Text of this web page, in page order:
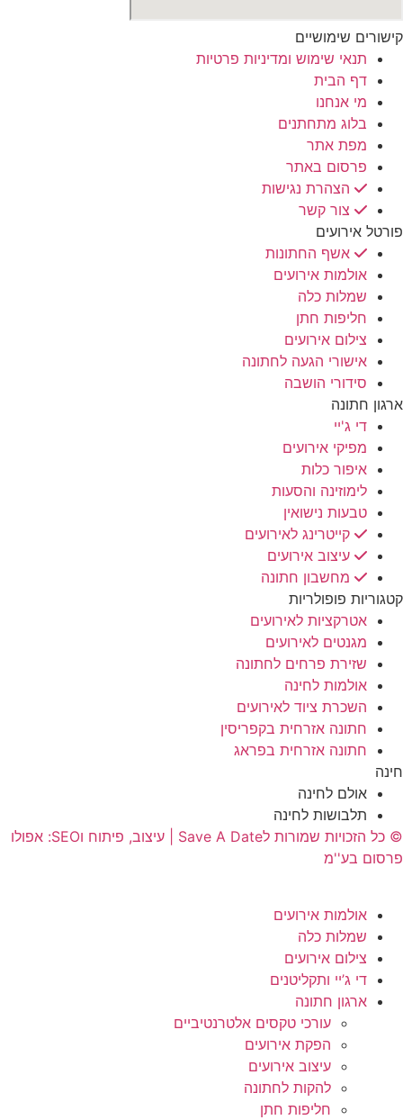
קישורים שימושיים
תנאי שימוש ומדיניות פרטיות
דף הבית
מי אנחנו
בלוג מתחתנים
מפת אתר
פרסום באתר
הצהרת נגישות
צור קשר
פורטל אירועים
אשף החתונות
אולמות אירועים
שמלות כלה
חליפות חתן
צילום אירועים
אישורי הגעה לחתונה
סידורי הושבה
ארגון חתונה
די ג'יי
מפיקי אירועים
איפור כלות
לימוזינה והסעות
טבעות נישואין
קייטרינג לאירועים
עיצוב אירועים
מחשבון חתונה
קטגוריות פופולריות
אטרקציות לאירועים
מגנטים לאירועים
שזירת פרחים לחתונה
אולמות לחינה
השכרת ציוד לאירועים
חתונה אזרחית בקפריסין
חתונה אזרחית בפראג
חינה
אולם לחינה
תלבושות לחינה
© כל הזכויות שמורות לSave A Date | עיצוב, פיתוח וSEO: אפולו
פרסום בע''מ
אולמות אירועים
שמלות כלה
צילום אירועים
די ג’יי ותקליטנים
ארגון חתונה
עורכי טקסים אלטרנטיביים
הפקת אירועים
עיצוב אירועים
להקות לחתונה
חליפות חתן